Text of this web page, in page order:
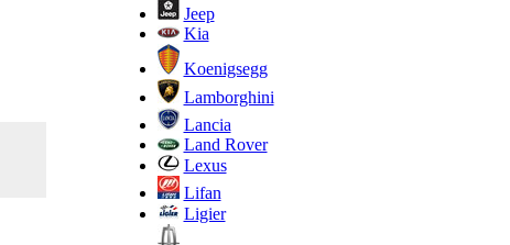
Jeep
Kia
Koenigsegg
Lamborghini
Lancia
Land Rover
Lexus
Lifan
Ligier